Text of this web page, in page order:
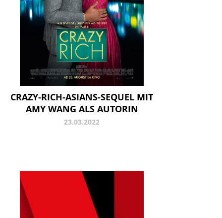
CRAZY-RICH-ASIANS-SEQUEL MIT
AMY WANG ALS AUTORIN
23.03.2022